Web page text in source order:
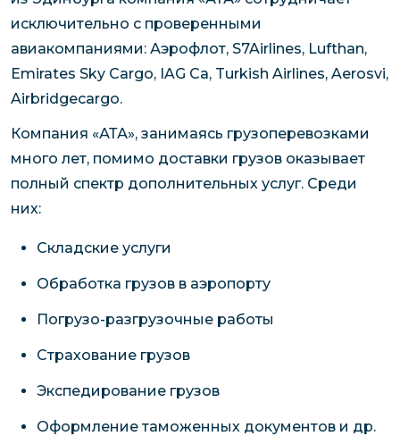
исключительно с проверенными
авиакомпаниями: Аэрофлот, S7Airlines, Lufthan,
Emirates Sky Cargo, IAG Ca, Turkish Airlines, Aerosvi,
Airbridgecargo.
Компания «АТА», занимаясь грузоперевозками
много лет, помимо доставки грузов оказывает
полный спектр дополнительных услуг. Среди
них:
Складские услуги
Обработка грузов в аэропорту
Погрузо-разгрузочные работы
Страхование грузов
Экспедирование грузов
Оформление таможенных документов и др.